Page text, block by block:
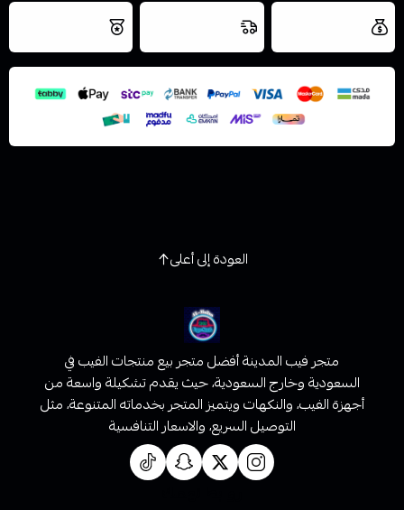
اسحب و افلت الملف هنا
نتميز بلجودة
العودة إلى أعلى
متجر فيب المدينة أفضل متجر بيع منتجات الفيب في
السعودية وخارج السعودية، حيث يقدم تشكيلة واسعة من
أجهزة الفيب، والنكهات ويتميز المتجر بخدماته المتنوعة، مثل
التوصيل السريع، والاسعار التنافسية